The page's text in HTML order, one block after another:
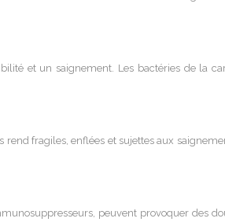
et un saignement. Les bactéries de la
fragiles, enflées et sujettes aux
peuvent provoquer des